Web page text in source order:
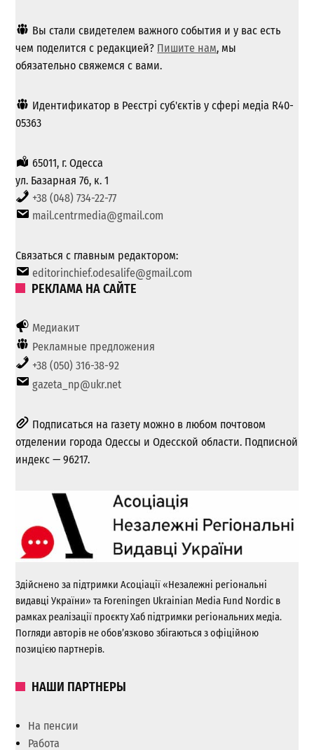
Вы стали свидетелем важного события и у вас есть
чем поделится с редакцией? Пишите нам, мы
обязательно свяжемся с вами.
Идентификатор в Реєстрі суб'єктів у сфері медіа R40-
05363
65011, г. Одесса
ул. Базарная 76, к. 1
+38 (048) 734-22-77
mail.centrmedia@gmail.com
Связаться с главным редактором:
editorinchief.odesalife@gmail.com
РЕКЛАМА НА САЙТЕ
Медиакит
Рекламные предложения
+38 (050) 316-38-92
gazeta_np@ukr.net
Подписаться на газету можно в любом почтовом
отделении города Одессы и Одесской области. Подписной
индекс — 96217.
Здійснено за підтримки Асоціації «Незалежні регіональні
видавці України» та Foreningen Ukrainian Media Fund Nordic в
рамках реалізації проєкту Хаб підтримки регіональних медіа.
Погляди авторів не обов’язково збігаються з офіційною
позицією партнерів.
НАШИ ПАРТНЕРЫ
На пенсии
Работа